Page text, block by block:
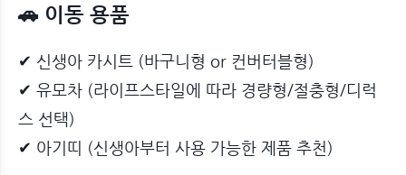
🚗 이동 용품
✔ 신생아 카시트 (바구니형 or 컨버터블형)
✔ 유모차 (라이프스타일에 따라 경량형/절충형/디럭
스 선택)
✔ 아기띠 (신생아부터 사용 가능한 제품 추천)